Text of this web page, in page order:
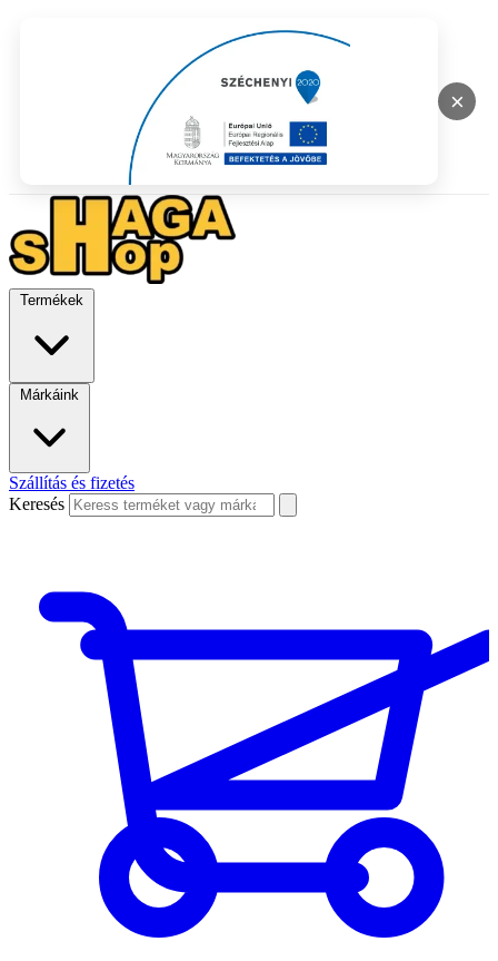
×
Termékek
Márkáink
Szállítás és fizetés
Keresés